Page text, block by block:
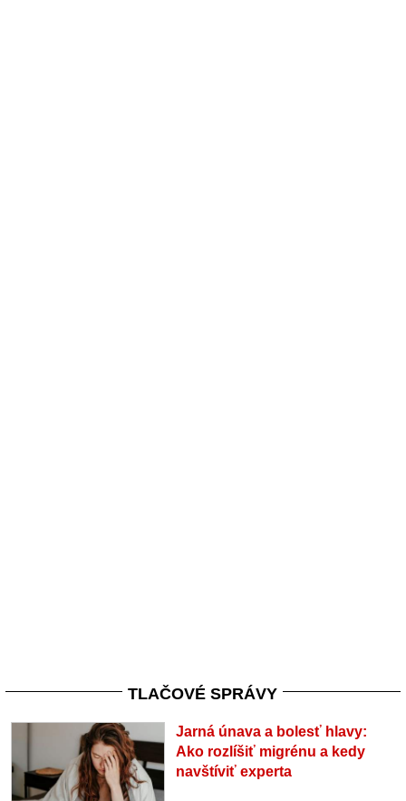
TLAČOVÉ SPRÁVY
Jarná únava a bolesť hlavy:
Ako rozlíšiť migrénu a kedy
navštíviť experta